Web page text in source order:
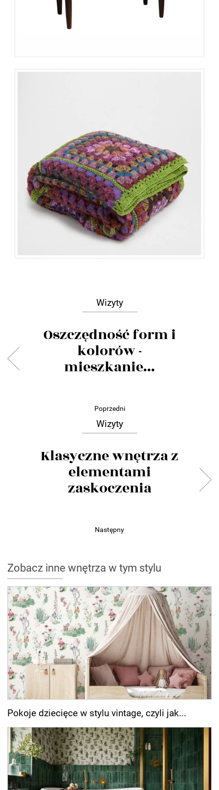
Wizyty
Oszczędność form i
kolorów -
mieszkanie...
Poprzedni
Wizyty
Klasyczne wnętrza z
elementami
zaskoczenia
Następny
Zobacz inne wnętrza w tym stylu
Pokoje dziecięce w stylu vintage, czyli jak...